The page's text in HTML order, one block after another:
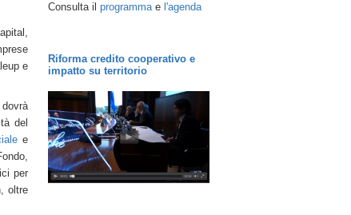
e
del
e
per
oltre
Consulta il programma e l'agenda
Riforma credito cooperativo e
impatto su territorio